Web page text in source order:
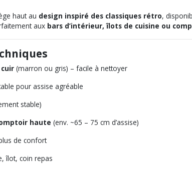
haut au design inspiré des classiques rétro,
aux bars d’intérieur, îlots de cuisine ou
(marron ou gris) – facile à nettoyer
pour assise agréable
stable)
haute (env. ~65 – 75 cm d’assise)
de confort
îlot, coin repas